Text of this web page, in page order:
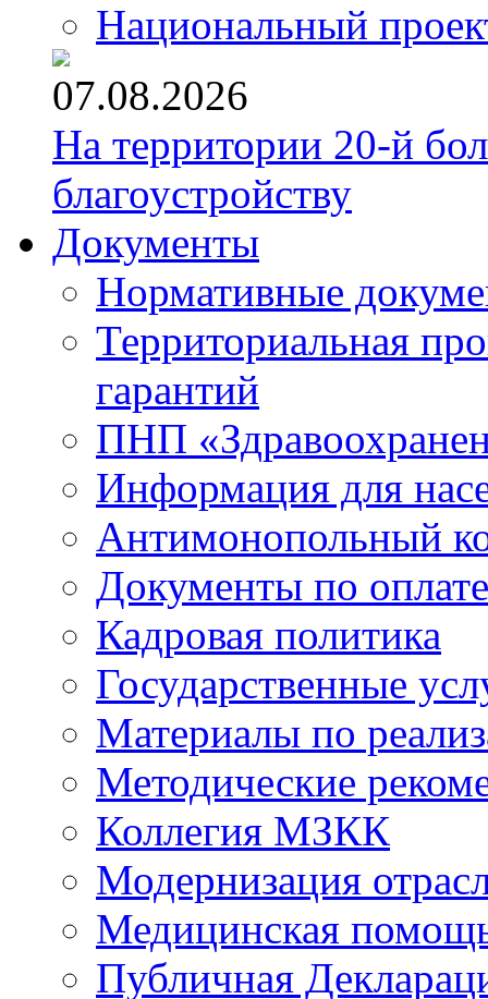
Национальный
07.08.2026
На территории 20-й
благоустройству
Документы
Нормативные
Территориальная
гарантий
ПНП
Информация для
Антимонопольный
Документы по
Кадровая политика
Государственные
Материалы по
Методические
Коллегия МЗКК
Модернизация
Медицинская
Публичная